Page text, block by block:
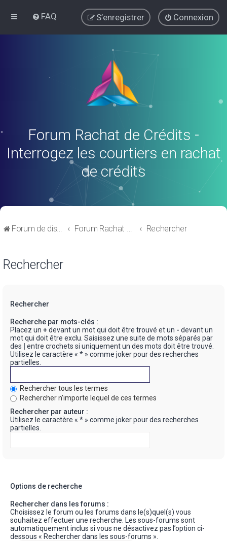
FAQ Connexion
S’enregistrer
Forum Rachat de Crédits -
Interrogez les courtiers en rachat
de crédits
Forum de discussions sur le Regroupement de Crédits et le Rachat de Crédits Forum Rachat de Crédits Rechercher
Rechercher
Rechercher
Recherche par mots-clés :
Placez un + devant un mot qui doit être trouvé et un - devant un
mot qui doit être exclu. Saisissez une suite de mots séparés par
des
entre crochets si uniquement un des mots doit être trouvé.
Utilisez le caractère « * » comme joker pour des recherches
partielles.
Rechercher tous les termes
Rechercher n’importe lequel de ces termes
Rechercher par auteur :
Utilisez le caractère « * » comme joker pour des recherches
partielles.
Options de recherche
Rechercher dans les forums :
Choisissez le forum ou les forums dans le(s)quel(s) vous
souhaitez effectuer une recherche. Les sous-forums sont
automatiquement inclus si vous ne désactivez pas l’option ci-
dessous « Rechercher dans les sous-forums ».